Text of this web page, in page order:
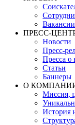
ПРЕСС-
Новости
Пресс-
Пресса о
Статьи
Баннеры
О
Миссия,
История